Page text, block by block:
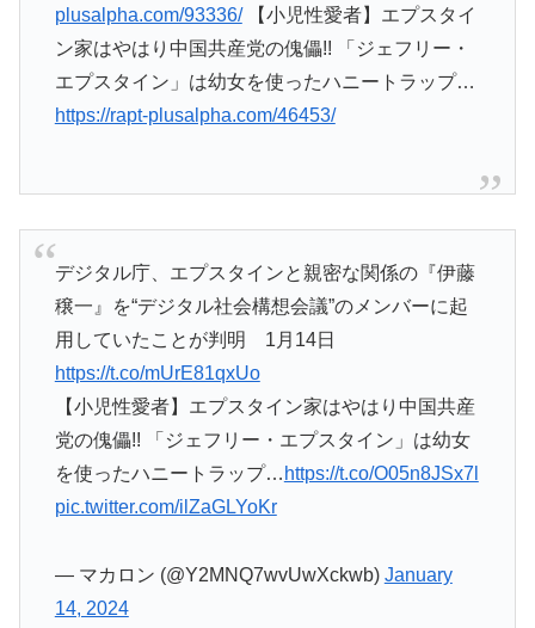
plusalpha.com/93336/【小児性愛者】エプスタイ
ン家はやはり中国共産党の傀儡!! 「ジェフリー・
エプスタイン」は幼女を使ったハニートラップ…
https://rapt-plusalpha.com/46453/
デジタル庁、エプスタインと親密な関係の『伊藤
穣一』を“デジタル社会構想会議”のメンバーに起
用していたことが判明 1月14日
https://t.co/mUrE81qxUo
【小児性愛者】エプスタイン家はやはり中国共産
党の傀儡!! 「ジェフリー・エプスタイン」は幼女
を使ったハニートラップ… https://t.co/O05n8JSx7l
pic.twitter.com/ilZaGLYoKr
— マカロン (@Y2MNQ7wvUwXckwb) January
14, 2024